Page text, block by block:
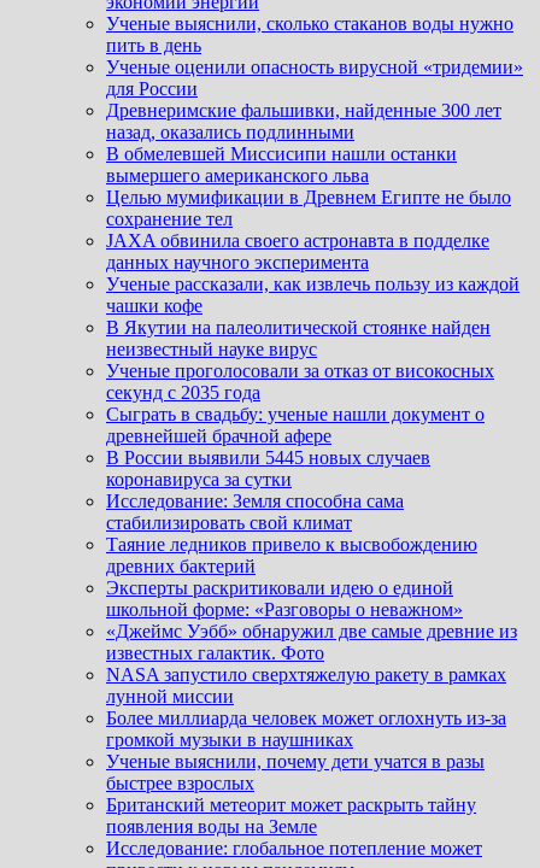
Ученые выяснили, сколько стаканов воды нужно
пить в день
Ученые оценили опасность вирусной «тридемии»
для России
Древнеримские фальшивки, найденные 300 лет
назад, оказались подлинными
В обмелевшей Миссисипи нашли останки
вымершего американского льва
Целью мумификации в Древнем Египте не было
сохранение тел
JAXA обвинила своего астронавта в подделке
данных научного эксперимента
Ученые рассказали, как извлечь пользу из каждой
чашки кофе
В Якутии на палеолитической стоянке найден
неизвестный науке вирус
Ученые проголосовали за отказ от високосных
секунд с 2035 года
Сыграть в свадьбу: ученые нашли документ о
древнейшей брачной афере
В России выявили 5445 новых случаев
коронавируса за сутки
Исследование: Земля способна сама
стабилизировать свой климат
Таяние ледников привело к высвобождению
древних бактерий
Эксперты раскритиковали идею о единой
школьной форме: «Разговоры о неважном»
«Джеймс Уэбб» обнаружил две самые древние из
известных галактик. Фото
NASA запустило сверхтяжелую ракету в рамках
лунной миссии
Более миллиарда человек может оглохнуть из-за
громкой музыки в наушниках
Ученые выяснили, почему дети учатся в разы
быстрее взрослых
Британский метеорит может раскрыть тайну
появления воды на Земле
Исследование: глобальное потепление может